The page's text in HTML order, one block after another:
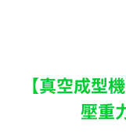
【真空成型
壓重